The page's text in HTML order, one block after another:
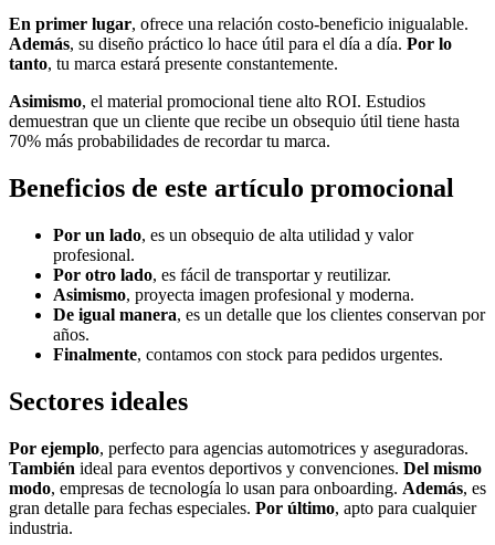
En primer lugar, ofrece una relación costo-beneficio inigualable.
Además, su diseño práctico lo hace útil para el día a día. Por lo
tanto, tu marca estará presente constantemente.
Asimismo, el material promocional tiene alto ROI. Estudios
demuestran que un cliente que recibe un obsequio útil tiene hasta
70% más probabilidades de recordar tu marca.
Beneficios de este artículo promocional
Por un lado, es un obsequio de alta utilidad y valor
profesional.
Por otro lado, es fácil de transportar y reutilizar.
Asimismo, proyecta imagen profesional y moderna.
De igual manera, es un detalle que los clientes conservan por
años.
Finalmente, contamos con stock para pedidos urgentes.
Sectores ideales
Por ejemplo, perfecto para agencias automotrices y aseguradoras.
También ideal para eventos deportivos y convenciones. Del mismo
modo, empresas de tecnología lo usan para onboarding. Además, es
gran detalle para fechas especiales. Por último, apto para cualquier
industria.